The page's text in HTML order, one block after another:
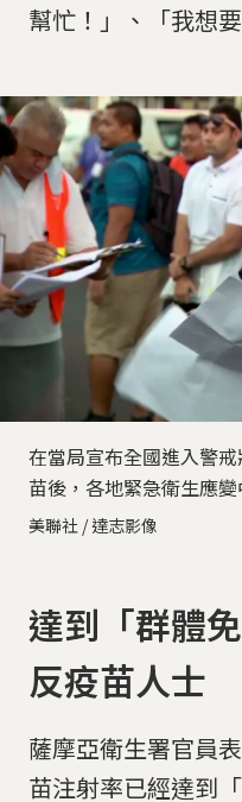
幫忙！」、「我想
在當局宣布全國進入警
苗後，各地緊急衛生應
美聯社 / 達志影像
達到「群體
反疫苗人士
薩摩亞衛生署官員
苗注射率已經達到